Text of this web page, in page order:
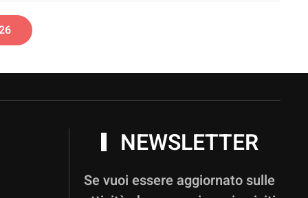
NEWSLETTER
Se vuoi essere aggiornato sulle